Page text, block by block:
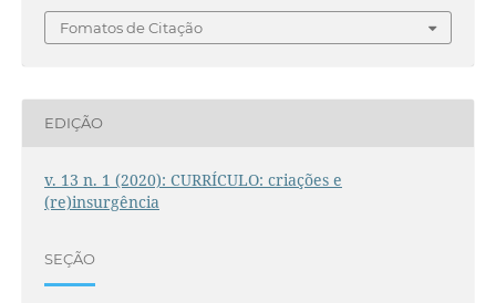
Fomatos de Citação
EDIÇÃO
v. 13 n. 1 (2020): CURRÍCULO: criações e
(re)insurgência
SEÇÃO